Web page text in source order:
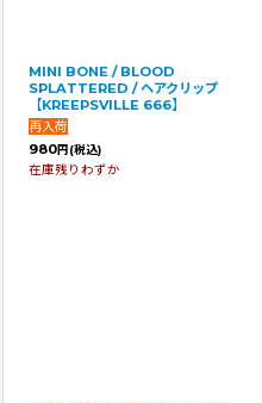
MINI BONE / BLOOD
SPLATTERED / ヘアクリップ
【KREEPSVILLE 666】
980円 (税込)
在庫残りわずか